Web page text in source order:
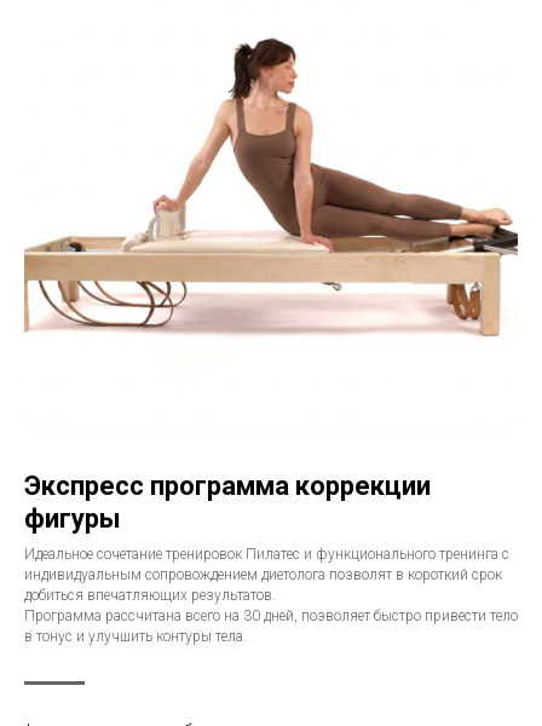
Экспресс программа коррекции
фигуры
Идеальное сочетание тренировок Пилатес и функционального тренинга с
индивидуальным сопровождением диетолога позволят в короткий срок
добиться впечатляющих результатов.
Программа рассчитана всего на 30 дней, позволяет быстро привести тело
в тонус и улучшить контуры тела.